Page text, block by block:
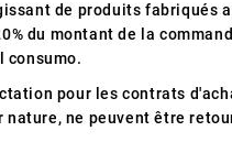
de produits fabriqués
du montant de la
consumo.
pour les contrats
ne peuvent être